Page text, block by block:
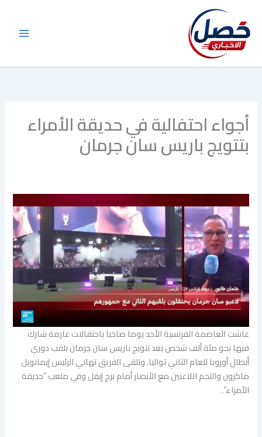
المحتوى
أجواء احتفالية في حديقة الأمراء
بتتويج باريس سان جرمان
عاشت العاصمة الفرنسية الأحد يوما صاخبا باحتفالات عارمة شارك
فيها نحو مئة ألف شخص بعد تتويج باريس سان جرمان بلقب دوري
أبطال أوروبا للعام الثاني تواليا. وتلقى الفريق تهاني الرئيس إيمانويل
ماكرون والتحم اللاعبين مع الأنصار أمام برج إيفل وفي ملعب “حديقة
الأمراء”.